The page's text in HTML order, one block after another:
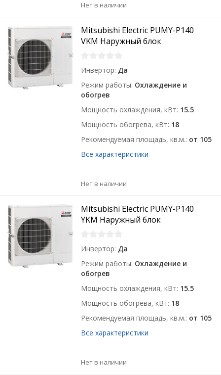
Нет в наличии
Mitsubishi Electric PUMY-P140
VKM Наружный блок
Инвертор Да
Режим работы Охлаждение и
обогрев
Мощность охлаждения, кВт 15.5
Мощность обогрева, кВт 18
Рекомендуемая площадь, кв.м. от 105
Все характеристики
Нет в наличии
Mitsubishi Electric PUMY-P140
YKM Наружный блок
Инвертор Да
Режим работы Охлаждение и
обогрев
Мощность охлаждения, кВт 15.5
Мощность обогрева, кВт 18
Рекомендуемая площадь, кв.м. от 105
Все характеристики
Нет в наличии